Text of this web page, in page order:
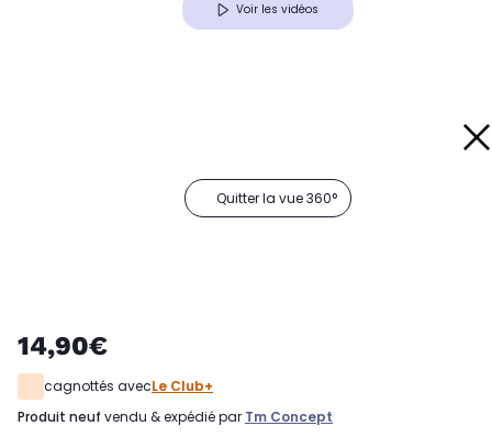
Voir les vidéos
Quitter la vue 360°
14,90€
cagnottés avecLe Club+
produit neuf vendu & expédié par Tm Concept